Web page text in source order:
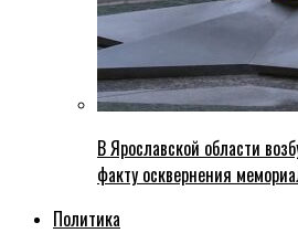
В Ярославской области
факту осквернения
Политика